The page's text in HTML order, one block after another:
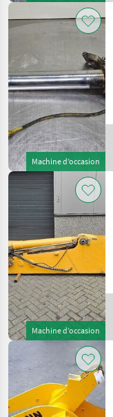
Machine d’occasion
Machine d’occasion